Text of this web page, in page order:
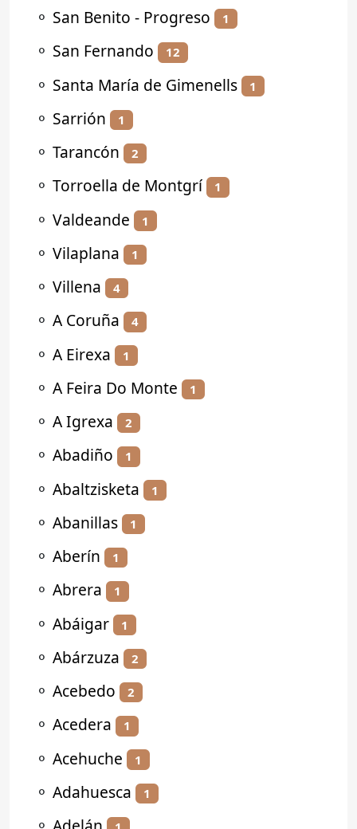
⚬ San Benito - Progreso 1
⚬ San Fernando 12
⚬ Santa María de Gimenells 1
⚬ Sarrión 1
⚬ Tarancón 2
⚬ Torroella de Montgrí 1
⚬ Valdeande 1
⚬ Vilaplana 1
⚬ Villena 4
⚬ A Coruña 4
⚬ A Eirexa 1
⚬ A Feira Do Monte 1
⚬ A Igrexa 2
⚬ Abadiño 1
⚬ Abaltzisketa 1
⚬ Abanillas 1
⚬ Aberín 1
⚬ Abrera 1
⚬ Abáigar 1
⚬ Abárzuza 2
⚬ Acebedo 2
⚬ Acedera 1
⚬ Acehuche 1
⚬ Adahuesca 1